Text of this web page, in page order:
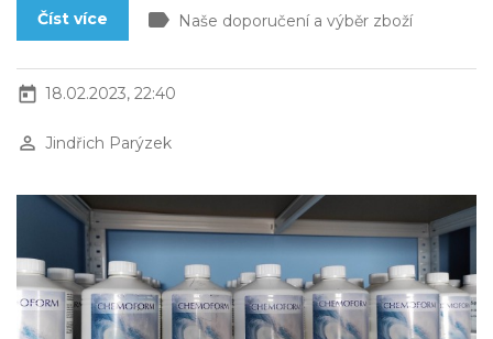
Číst více label Naše doporučení a výběr zboží
today 18.02.2023, 22:40
perm_identity Jindřich Parýzek